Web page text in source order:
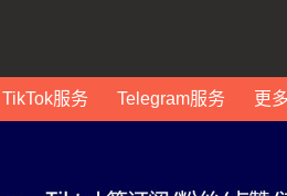
TikTok服务 Telegram服务 更